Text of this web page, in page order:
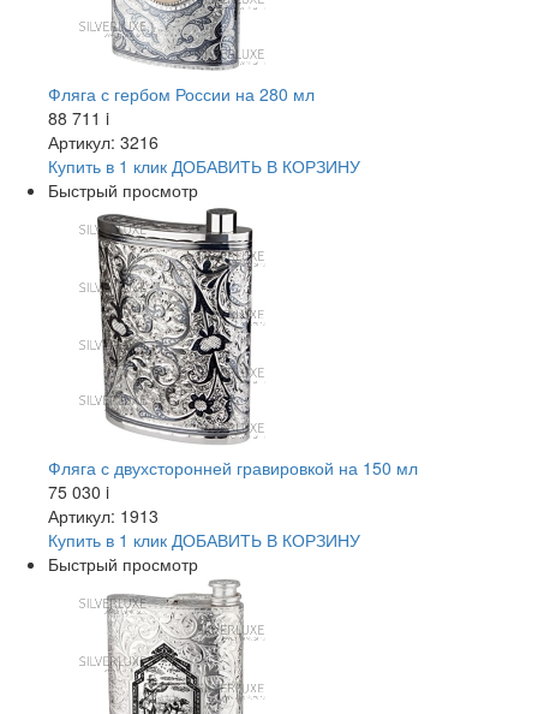
Фляга с гербом России на 280 мл
88 711 i
Артикул: 3216
Купить в 1 клик ДОБАВИТЬ В КОРЗИНУ
Быстрый просмотр
Фляга с двухсторонней гравировкой на 150 мл
75 030 i
Артикул: 1913
Купить в 1 клик ДОБАВИТЬ В КОРЗИНУ
Быстрый просмотр